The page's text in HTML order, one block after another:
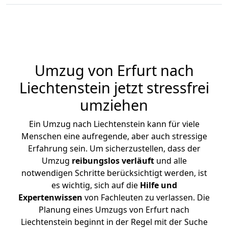
Umzug von Erfurt nach
Liechtenstein jetzt stressfrei
umziehen
Ein Umzug nach Liechtenstein kann für viele
Menschen eine aufregende, aber auch stressige
Erfahrung sein. Um sicherzustellen, dass der
Umzug reibungslos verläuftund alle
notwendigen Schritte berücksichtigt werden, ist
es wichtig, sich auf die Hilfe und
Expertenwissen von Fachleuten zu verlassen. Die
Planung eines Umzugs von Erfurt nach
Liechtenstein beginnt in der Regel mit der Suche